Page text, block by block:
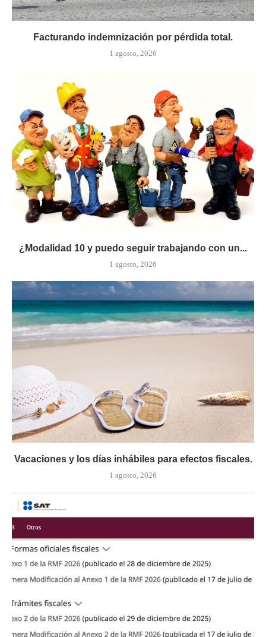
Facturando indemnización por pérdida total.
1 agosto, 2026
¿Modalidad 10 y puedo seguir trabajando con un...
1 agosto, 2026
Vacaciones y los días inhábiles para efectos fiscales.
1 agosto, 2026